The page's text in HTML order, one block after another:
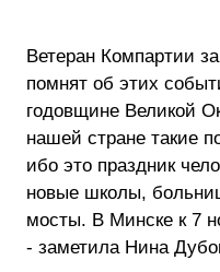
Ветеран Компартии
помнят об этих
годовщине Великой
нашей стране такие
ибо это праздник
новые школы,
мосты. В Минске к 7
- заметила Нина